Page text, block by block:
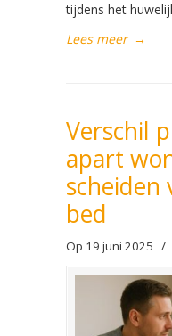
tijdens het
Lees meer →
Verschil
apart
scheiden
bed
Op 19 juni 2025 /